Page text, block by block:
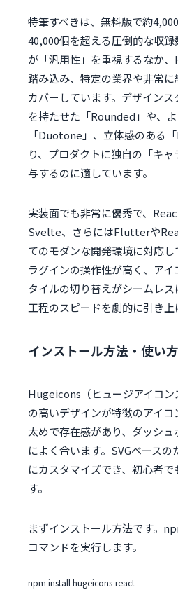
特筆すべきは、無料版で約
40,000個を超える圧倒的な収
が「汎用性」を重視するなか
踏み込み、特定の業界や非常
カバーしています。デザイン
を持たせた「Rounded」や、
「Duotone」、立体感のある
り、プロダクトに独自の「キ
与するのに適しています。
実装面でも非常に優秀で、
Svelte、さらにはFlutterや
てのモダンな開発環境に対応
ラグインの操作性が高く、ア
タイルの切り替えがシームレ
工程のスピードを劇的に引き上
インストール方法・使い方
Hugeicons（ヒュージアイコ
の高いデザインが特徴のアイ
太めで存在感があり、ダッシ
によく合います。SVGベース
にカスタマイズでき、初心者
す。
まずインストール方法です。
コマンドを実行します。
npm install hugeicons-react